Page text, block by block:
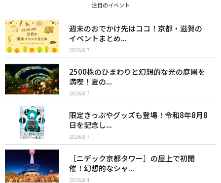
注目のイベント
週末のおでかけ先はココ！京都・滋賀の
イベントまとめ...
2026.8.7
2500株のひまわりと幻想的な光の庭園を
満喫！夏の...
2026.8.7
限定きっぷやグッズも登場！令和8年8月8
日を記念し...
2026.8.7
［ニデック京都タワー］の屋上で初開
催！幻想的なシャ...
2026.8.4